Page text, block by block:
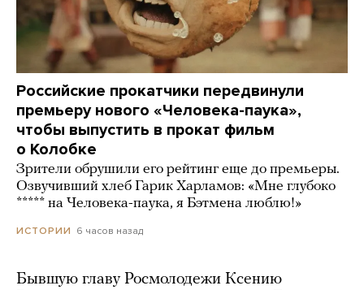
Российские прокатчики передвинули
премьеру нового «Человека-паука»,
чтобы выпустить в прокат фильм
о Колобке
Зрители обрушили его рейтинг еще до премьеры.
Озвучивший хлеб Гарик Харламов: «Мне глубоко
***** на Человека-паука, я Бэтмена люблю!»
ИСТОРИИ 6 часов назад
Бывшую главу Росмолодежи Ксению